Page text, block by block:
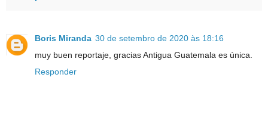
Boris Miranda 30 de setembro de 2020 às 18:16
muy buen reportaje, gracias Antigua Guatemala es única.
Responder